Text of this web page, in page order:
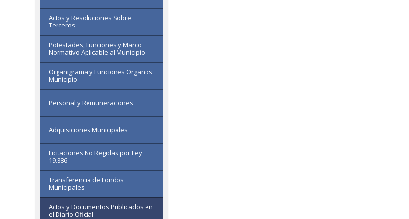
Actos y Resoluciones Sobre
Terceros
Potestades, Funciones y Marco
Normativo Aplicable al Municipio
Organigrama y Funciones Organos
Municipio
Personal y Remuneraciones
Adquisiciones Municipales
Licitaciones No Regidas por Ley
19.886
Transferencia de Fondos
Municipales
Actos y Documentos Publicados en
el Diario Oficial